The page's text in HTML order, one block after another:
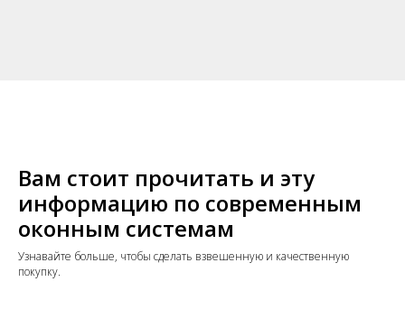
Вам стоит прочитать и эту
информацию по современным
оконным системам
Узнавайте больше, чтобы сделать взвешенную и качественную
покупку.